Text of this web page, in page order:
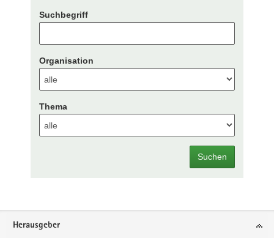
Suchbegriff
Organisation
Thema
Suchen
Footer-
Herausgeber